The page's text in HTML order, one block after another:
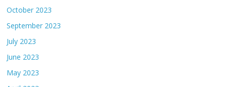
October 2023
September 2023
July 2023
June 2023
May 2023